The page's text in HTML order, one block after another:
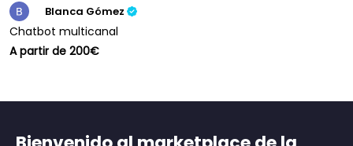
Blanca Gómez
Chatbot multicanal
A partir de 200€